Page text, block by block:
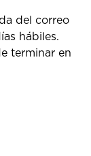
del correo
hábiles.
terminar en